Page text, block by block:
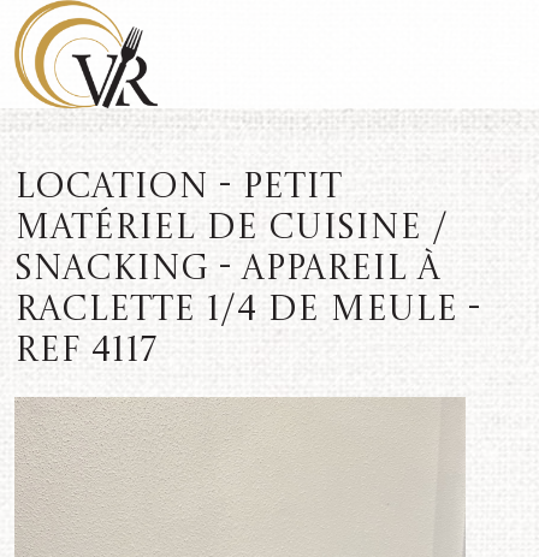
Location - Petit
matériel de cuisine /
snacking - Appareil à
raclette 1/4 de meule -
REF 4117